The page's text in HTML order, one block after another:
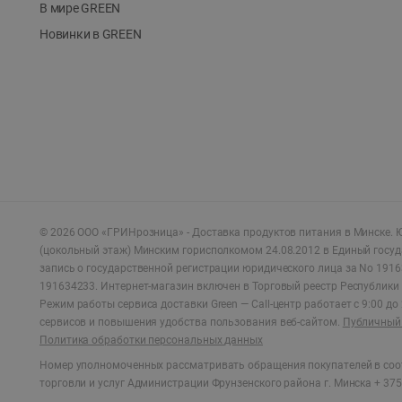
В мире GREEN
Новинки в GREEN
© 2026 ООО «ГРИНрозница» - Доставка продуктов питания в Минске.
(цокольный этаж) Минским горисполкомом 24.08.2012 в Единый
запись о государственной регистрации юридического лица за No
191634233. Интернет-магазин включен в Торговый реестр
Режим работы сервиса доставки Green — Call-центр работает с 9:00
сервисов и повышения удобства пользования веб-сайтом. Публичный
Политика обработки персональных данных
Номер уполномоченных рассматривать обращения покупателей в
торговли и услуг Администрации Фрунзенского района г. Минска +